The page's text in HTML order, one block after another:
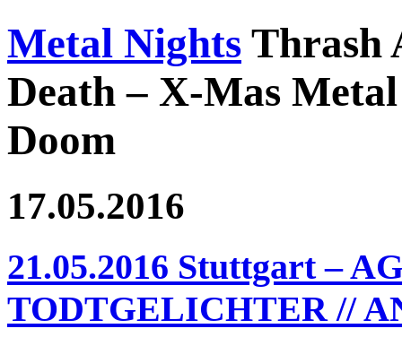
Metal Nights Thrash
Death – X-Mas
Doom
17.05.2016
21.05.2016 Stuttgart –
TODTGELICHTER //